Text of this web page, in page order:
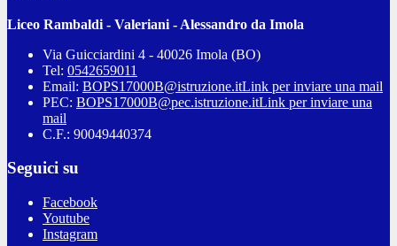
Liceo Rambaldi - Valeriani - Alessandro da Imola
Via Guicciardini 4 - 40026 Imola (BO)
Tel: 0542659011
Email: BOPS17000B@istruzione.itLink per inviare una mail
PEC: BOPS17000B@pec.istruzione.itLink per inviare una
mail
C.F.: 90049440374
Seguici su
Facebook
Youtube
Instagram